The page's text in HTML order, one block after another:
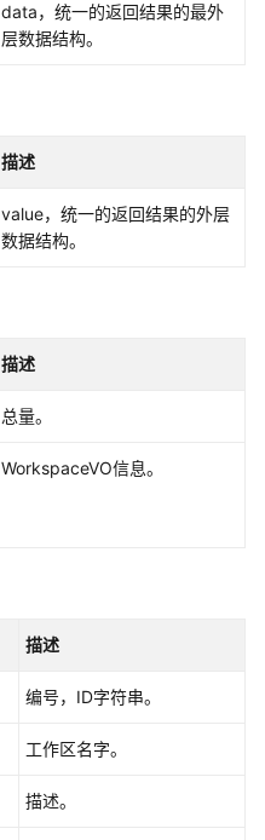
data，统一的返回结果的最外
层数据结构。
描述
value，统一的返回结果的外层
数据结构。
描述
总量。
WorkspaceVO信息。
描述
编号，ID字符串。
工作区名字。
描述。